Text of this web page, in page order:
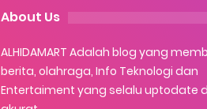
About Us
ALHIDAMART Adalah blog yang
berita, olahraga, Info Teknologi dan
Entertaiment yang selalu uptodate